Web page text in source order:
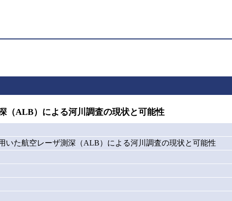
ALB）による河川調査の現状と可能性
いた航空レーザ測深（ALB）による河川調査の現状と可能性